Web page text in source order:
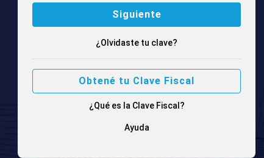
¿Olvidaste tu clave?
Obtené tu Clave Fiscal
¿Qué es la Clave Fiscal?
Ayuda